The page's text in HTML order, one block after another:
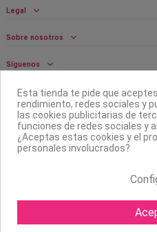
Legal
Sobre nosotros
Síguenos
Boletín
Esta tienda te pide que
rendimiento, redes sociales y
las cookies publicitarias de
funciones de redes sociales y
¿Aceptas estas cookies y el
personales involucrados?